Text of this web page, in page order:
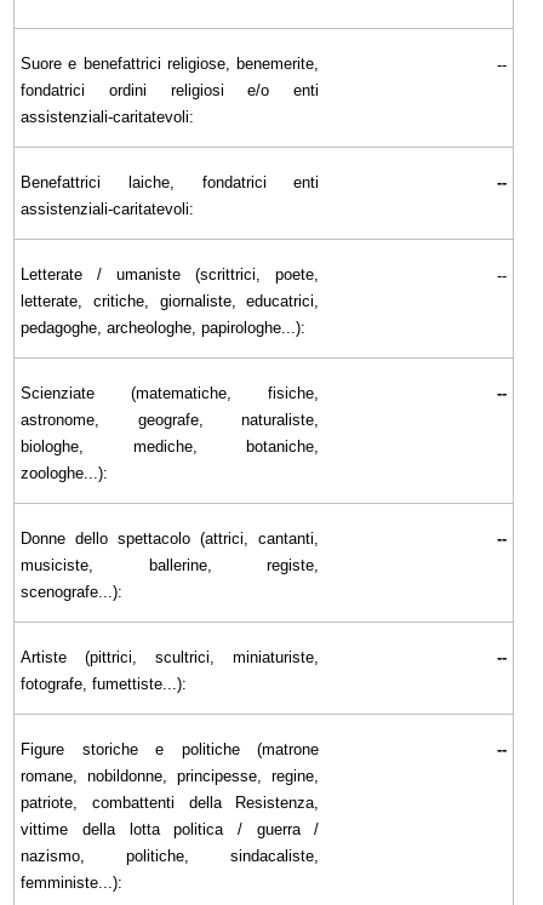
Suore e benefattrici religiose, benemerite,
fondatrici ordini religiosi e/o enti
assistenziali-caritatevoli:
--
Benefattrici laiche, fondatrici enti
assistenziali-caritatevoli:
--
Letterate / umaniste (scrittrici, poete,
letterate, critiche, giornaliste, educatrici,
pedagoghe, archeologhe, papirologhe...):
--
Scienziate (matematiche, fisiche,
astronome, geografe, naturaliste,
biologhe, mediche, botaniche,
zoologhe...):
--
Donne dello spettacolo (attrici, cantanti,
musiciste, ballerine, registe,
scenografe...):
--
Artiste (pittrici, scultrici, miniaturiste,
fotografe, fumettiste...):
--
Figure storiche e politiche (matrone
romane, nobildonne, principesse, regine,
patriote, combattenti della Resistenza,
vittime della lotta politica / guerra /
nazismo, politiche, sindacaliste,
femministe...):
--